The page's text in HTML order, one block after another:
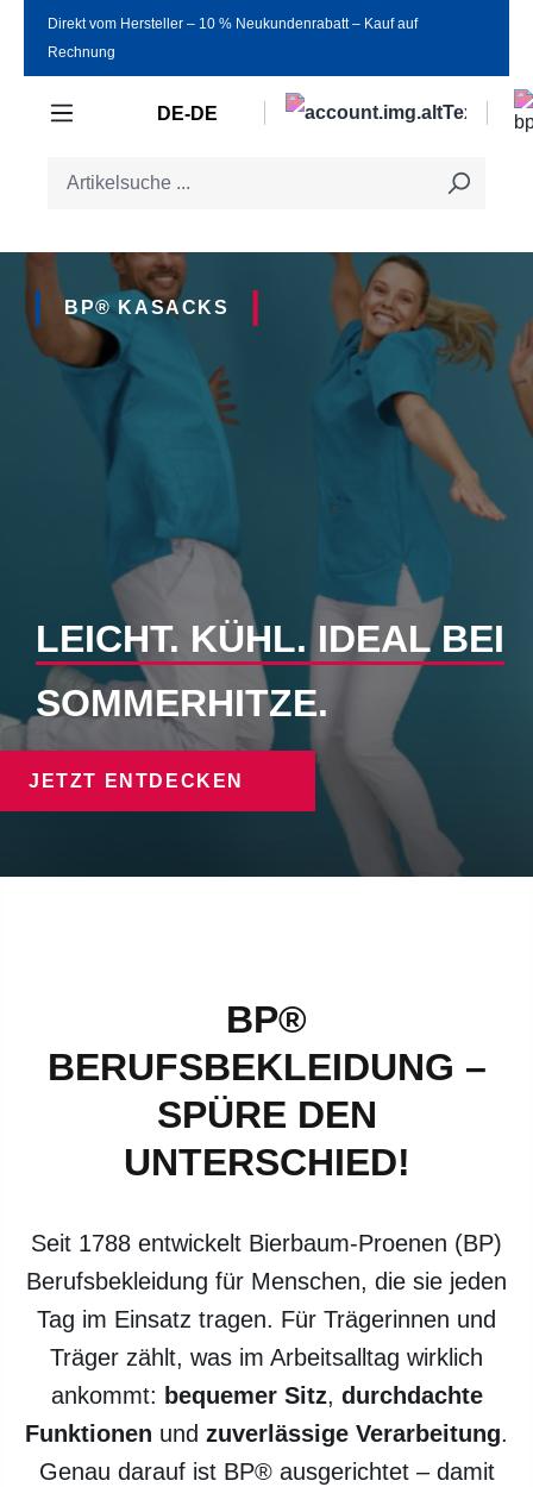
Zum Hauptinhalt springen
Direkt vom Hersteller ‒ 10 % Neukundenrabatt ‒ Kauf auf
Rechnung
DE-DE
BP® KASACKS
LEICHT. KÜHL. IDEAL BEI
SOMMERHITZE.
JETZT ENTDECKEN
BP®
BERUFSBEKLEIDUNG –
SPÜRE DEN
UNTERSCHIED!
Seit 1788 entwickelt Bierbaum-Proenen (BP)
Berufsbekleidung für Menschen, die sie jeden
Tag im Einsatz tragen. Für Trägerinnen und
Träger zählt, was im Arbeitsalltag wirklich
ankommt: bequemer Sitz, durchdachte
Funktionen und zuverlässige Verarbeitung.
Genau darauf ist BP® ausgerichtet – damit